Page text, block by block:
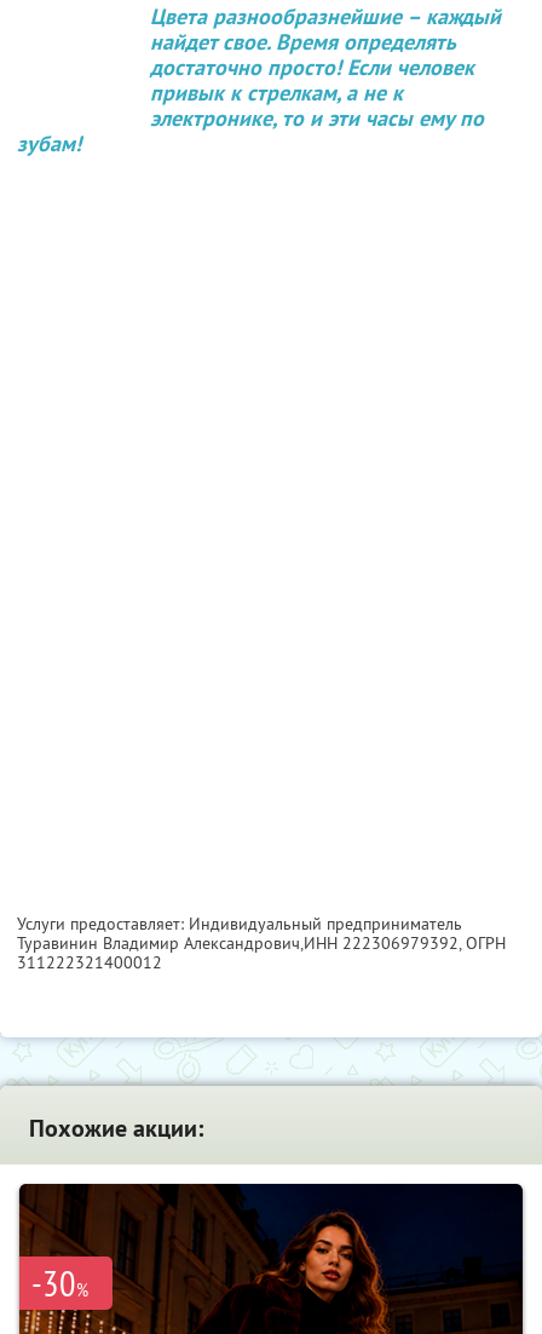
Цвета разнообразнейшие – каждый
найдет свое. Время определять
достаточно просто! Если человек
привык к стрелкам, а не к
электронике, то и эти часы ему по
зубам!
Услуги предоставляет: Индивидуальный предприниматель
Туравинин Владимир Александрович,ИНН 222306979392, ОГРН
311222321400012
Похожие акции:
-30%